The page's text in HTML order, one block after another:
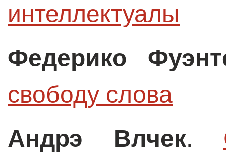
интеллектуалы
Федерико
свободу слова
Андрэ Влчек.